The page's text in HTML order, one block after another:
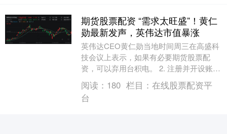
期货股票配资 “需求太旺盛”！黄仁
勋最新发声，英伟达市值暴涨
英伟达CEO黄仁勋当地时间周三在高盛科
技会议上表示，如果有必要期货股票配
资，可以弃用台积电。 2. 注册并开设账
户：选择合适的配资平台后，按照平台的
要求进行注册....
阅读： 180 栏目： 在线股票配资平
台